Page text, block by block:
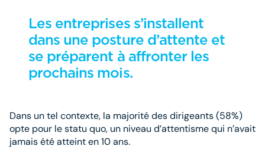
Les entreprises s’installent
dans une posture d’attente et
se préparent à affronter les
prochains mois.
Dans un tel contexte, la majorité des dirigeants (58%)
opte pour le statu quo, un niveau d’attentisme qui n’avait
jamais été atteint en 10 ans.